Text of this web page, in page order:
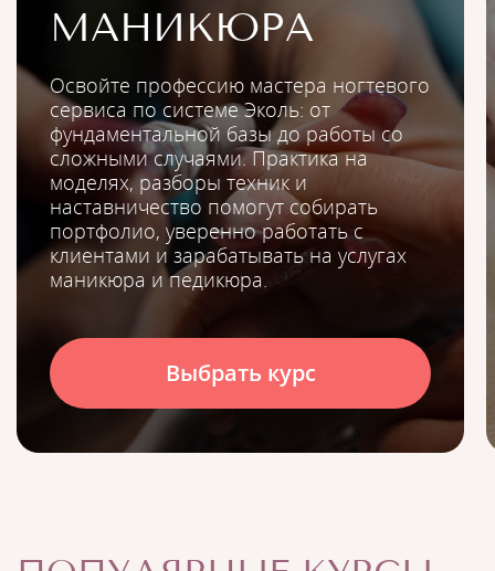
МАНИКЮРА
Освойте профессию мастера ногтевого
сервиса по системе Эколь: от
фундаментальной базы до работы со
сложными случаями. Практика на
моделях, разборы техник и
наставничество помогут собирать
портфолио, уверенно работать с
клиентами и зарабатывать на услугах
маникюра и педикюра.
Выбрать курс